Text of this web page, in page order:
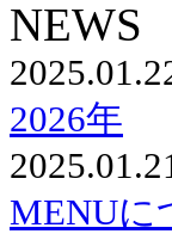
2026年
MENUに